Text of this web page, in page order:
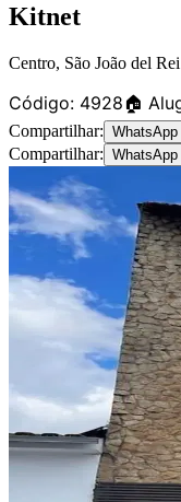
Kitnet
Centro, São João del Rei
Código: 4928🏠
Compartilhar: WhatsApp
Compartilhar: WhatsApp